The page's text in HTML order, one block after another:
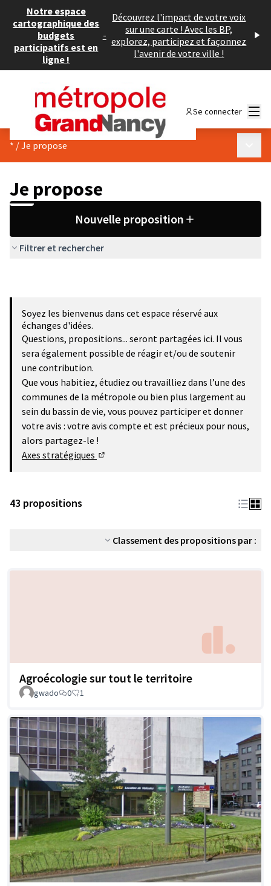
Notre espace
cartographique des
budgets
participatifs est en
ligne !
-
Découvrez l'impact de votre voix
sur une carte ! Avec les BP,
explorez, participez et façonnez
l'avenir de votre ville !
Se connecter
* /Je propose
Je propose
Nouvelle proposition
Filtrer et rechercher
Soyez les bienvenus dans cet espace réservé aux
échanges d'idées.
Questions, propositions... seront partagées ici. Il vous
sera également possible de réagir et/ou de soutenir
une contribution.
Que vous habitiez, étudiez ou travailliez dans l’une des
communes de la métropole ou bien plus largement au
sein du bassin de vie, vous pouvez participer et donner
votre avis : votre avis compte et est précieux pour nous,
alors partagez-le !
Axes stratégiques
43 propositions
Classement des propositions par :
Agroécologie sur tout le territoire
gwado 0 1